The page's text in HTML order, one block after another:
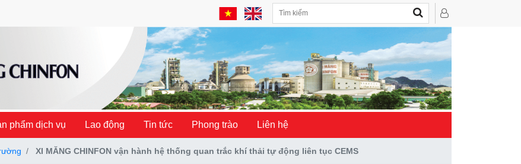
phẩm dịch vụ Lao động Tin tức Phong trào Liên hệ
XI MĂNG CHINFON vận hành hệ thống quan trắc khí thải tự động liên tục CEMS